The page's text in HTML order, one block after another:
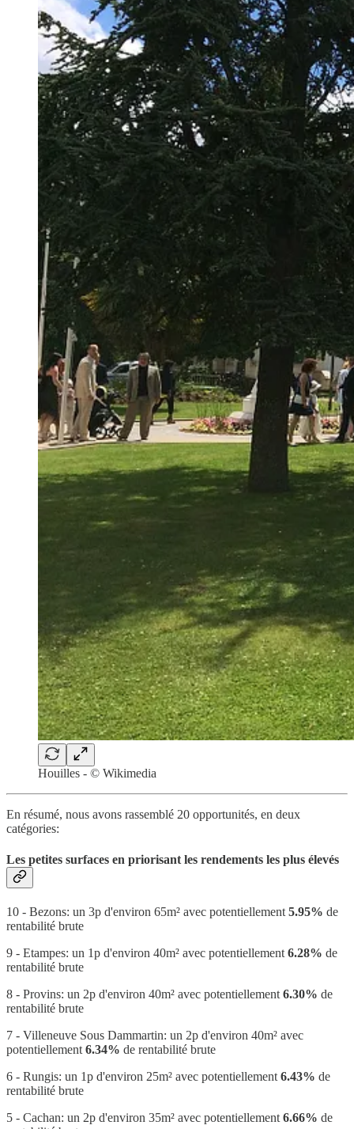
Houilles - © Wikimedia
En résumé, nous avons rassemblé 20 opportunités, en deux
catégories:
Les petites surfaces en priorisant les rendements les plus élevés
10 - Bezons: un 3p d'environ 65m² avec potentiellement 5.95% de
rentabilité brute
9 - Etampes: un 1p d'environ 40m² avec potentiellement 6.28% de
rentabilité brute
8 - Provins: un 2p d'environ 40m² avec potentiellement 6.30% de
rentabilité brute
7 - Villeneuve Sous Dammartin: un 2p d'environ 40m² avec
potentiellement 6.34% de rentabilité brute
6 - Rungis: un 1p d'environ 25m² avec potentiellement 6.43% de
rentabilité brute
5 - Cachan: un 2p d'environ 35m² avec potentiellement 6.66% de